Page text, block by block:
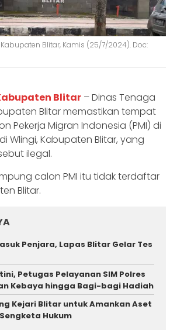
Blitar, Kamis (25/7/2024). Doc:
Blitar – Dinas Tenaga
Blitar memastikan tempat
Pekerja Migran Indonesia (PMI) di
Wlingi, Kabupaten Blitar, yang
ilegal.
calon PMI itu tidak terdaftar
Blitar.
Penjara, Lapas Blitar Gelar Tes
Petugas Pelayanan SIM Polres
Kebaya hingga Bagi-bagi Hadiah
Kejari Blitar untuk Amankan Aset
Hukum